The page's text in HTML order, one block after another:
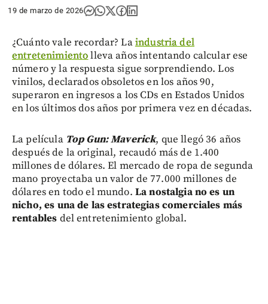
19 de marzo de 2026
¿Cuánto vale recordar? Laindustria del
entretenimientolleva años intentando calcular ese
número y la respuesta sigue sorprendiendo. Los
vinilos, declarados obsoletos en los años 90,
superaron en ingresos a los CDs en Estados Unidos
en los últimos dos años por primera vez en décadas.
La película Top Gun: Maverick, que llegó 36 años
después de la original, recaudó más de 1.400
millones de dólares. El mercado de ropa de segunda
mano proyectaba un valor de 77.000 millones de
dólares en todo el mundo. La nostalgia no es un
nicho, es una de las estrategias comerciales más
rentables del entretenimiento global.